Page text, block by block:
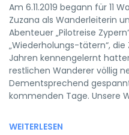
Am 6.11.2019 begann für 11
Zuzana als Wanderleiterin
Abenteuer „Pilotreise
„Wiederholungs-tätern“, die
Jahren kennengelernt
restlichen Wanderer völlig
Dementsprechend
kommenden Tage. Unsere
WEITERLESEN